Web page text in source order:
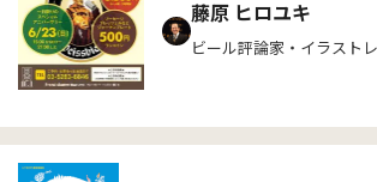
藤原 ヒロユキ
ビール評論家・イラスト